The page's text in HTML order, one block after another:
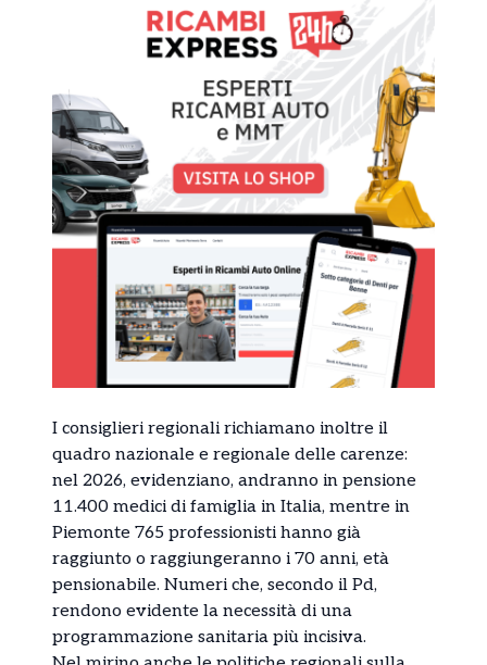
I consiglieri regionali richiamano inoltre il
quadro nazionale e regionale delle carenze:
nel 2026, evidenziano, andranno in pensione
11.400 medici di famiglia in Italia, mentre in
Piemonte 765 professionisti hanno già
raggiunto o raggiungeranno i 70 anni, età
pensionabile. Numeri che, secondo il Pd,
rendono evidente la necessità di una
programmazione sanitaria più incisiva.